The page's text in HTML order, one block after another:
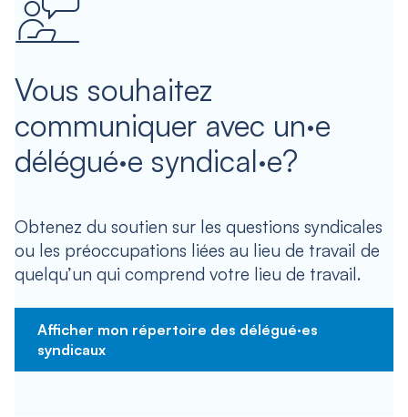
Vous souhaitez
communiquer avec un·e
délégué·e syndical·e?
Obtenez du soutien sur les questions syndicales
ou les préoccupations liées au lieu de travail de
quelqu’un qui comprend votre lieu de travail.
Afficher mon répertoire des délégué·es
syndicaux